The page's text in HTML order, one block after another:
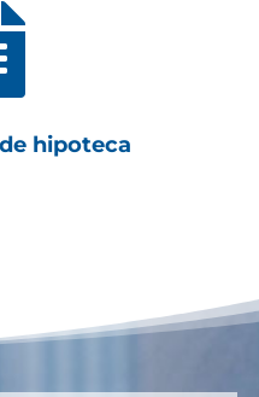
hipoteca